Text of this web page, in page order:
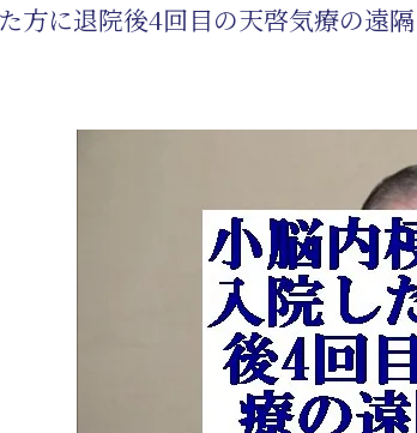
患
方に退院後4回目の天啓気療の遠